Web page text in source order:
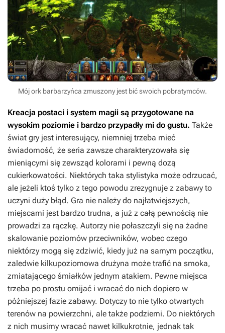
Mój ork barbarzyńca zmuszony jest bić swoich pobratymców.
Kreacja postaci i system magii są przygotowane na
wysokim poziomie i bardzo przypadły mi do gustu. Także
świat gry jest interesujący, niemniej trzeba mieć
świadomość, że seria zawsze charakteryzowała się
mieniącymi się zewsząd kolorami i pewną dozą
cukierkowatości. Niektórych taka stylistyka może odrzucać,
ale jeżeli ktoś tylko z tego powodu zrezygnuje z zabawy to
uczyni duży błąd. Gra nie należy do najłatwiejszych,
miejscami jest bardzo trudna, a już z całą pewnością nie
prowadzi za rączkę. Autorzy nie połaszczyli się na żadne
skalowanie poziomów przeciwników, wobec czego
niektórzy mogą się zdziwić, kiedy już na samym początku,
zaledwie kilkupoziomowa drużyna może trafić na smoka,
zmiatającego śmiałków jednym atakiem. Pewne miejsca
trzeba po prostu omijać i wracać do nich dopiero w
późniejszej fazie zabawy. Dotyczy to nie tylko otwartych
terenów na powierzchni, ale także podziemi. Do niektórych
z nich musimy wracać nawet kilkukrotnie, jednak tak